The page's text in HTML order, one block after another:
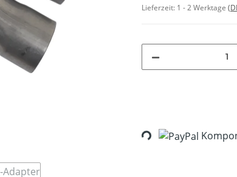
Lieferzeit: 1 - 2 Werktage
Loading...